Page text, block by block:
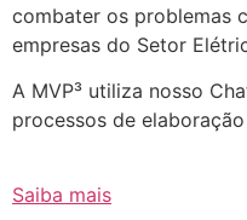
combater os problemas
empresas do Setor
A MVP³ utiliza nosso
processos de
Saiba mais